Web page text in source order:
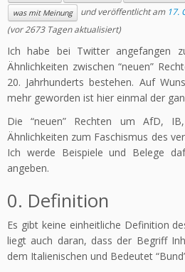
was mit Meinung
und veröffentlicht am 17.
(vor 2673 Tagen aktualisiert)
Ich habe bei Twitter angefangen
Ähnlichkeiten zwischen “neuen”
20. Jahrhunderts bestehen. Auf
mehr geworden ist hier einmal der
Die “neuen” Rechten um AfD,
Ähnlichkeiten zum Faschismus des
Ich werde Beispiele und Belege
angeben.
0. Definition
Es gibt keine einheitliche Definition
liegt auch daran, dass der Begriff
dem Italienischen und Bedeutet